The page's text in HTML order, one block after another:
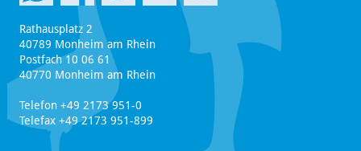
Rathausplatz 2
40789 Monheim am Rhein
Postfach 10 06 61
40770 Monheim am Rhein
Telefon +49 2173 951-0
Telefax +49 2173 951-899